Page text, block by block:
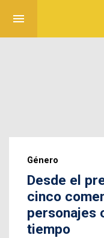
menu
Género
Desde el
cinco
personajes
tiempo